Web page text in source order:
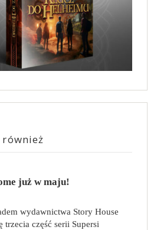
również
już w maju!
wydawnictwa Story House
trzecia część serii Supersi